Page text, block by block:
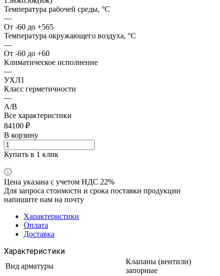
Температура рабочей среды, °С
—
От -60 до +565
Температура окружающего воздуха, °С
—
От -60 до +60
Климатическое исполнение
—
УХЛ1
Класс герметичности
—
A/B
Все характеристики
84100 ₽
В корзину
Купить в 1 клик
Цена указана с учетом НДС 22%
Для запроса стоимости и срока поставки продукции
напишите нам на почту
Характеристики
Оплата
Доставка
Характеристики
Вид арматуры
Клапаны (вентили)
запорные